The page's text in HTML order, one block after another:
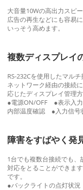
大音量10Wの高出力スピ
広告の再生などにも容易
いっそう高めます。
複数ディスプレイ
RS-232Cを使用したマル
ネットワーク経由の接続
応じたディスプレイ管理
●電源ON/OFF ●表示入
内部温度確認 ●入力信
障害をすばやく発
1台でも複数台接続でも
対応をとることができま
です。
●バックライトの点灯状